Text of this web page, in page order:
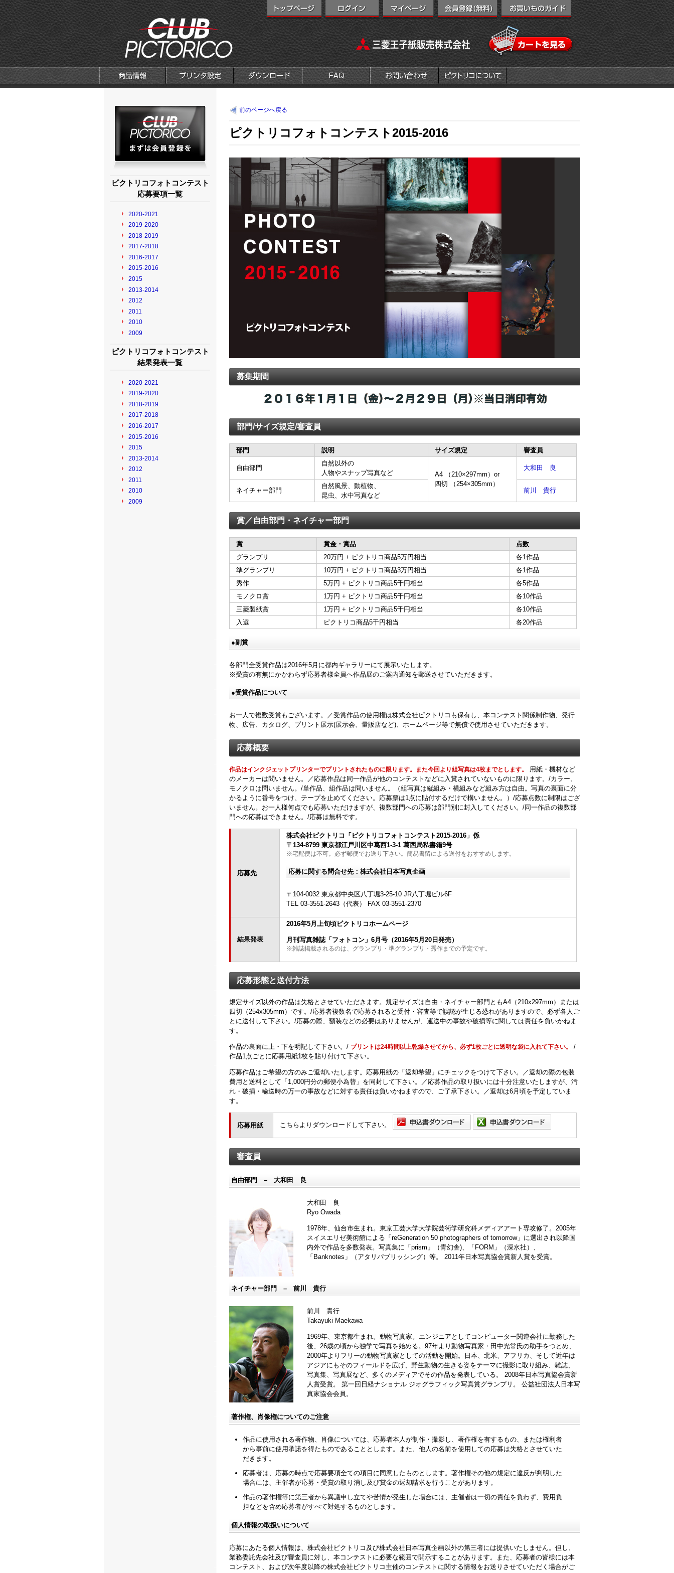
前のページへ戻る
ピクトリコフォトコンテスト2015-2016
募集期間
部門/サイズ規定/審査員
部門 説明 サイズ規定 審査員
自由部門
自然以外の
人物やスナップ写真など
A4 （210×297mm）or
四切 （254×305mm）
大和田 良
ネイチャー部門
自然風景、動植物、
昆虫、水中写真など
前川 貴行
賞／自由部門・ネイチャー部門
賞 賞金・賞品
点数
グランプリ
20万円 + ピクトリコ商品5万円相当
各1作品
準グランプリ
10万円 + ピクトリコ商品3万円相当
各1作品
秀作
5万円 + ピクトリコ商品5千円相当
各5作品
モノクロ賞
1万円 + ピクトリコ商品5千円相当
各10作品
三菱製紙賞
1万円 + ピクトリコ商品5千円相当
各10作品
入選
ピクトリコ商品5千円相当 各20作品
●副賞
各部門全受賞作品は2016年5月に都内ギャラリーにて展示いたします。
※受賞の有無にかかわらず応募者様全員へ作品展のご案内通知を郵送させていただきます。
●受賞作品について
お一人で複数受賞もございます。／受賞作品の使用権は株式会社ピクトリコも保有し、本コンテスト関係制作物、発行
物、広告、カタログ、プリント展示(展示会、量販店など)、ホームページ等で無償で使用させていただきます。
応募概要
作品はインクジェットプリンターでプリントされたものに限ります。また今回より組写真は4枚までとします。
用紙・機材など
のメーカーは問いません。／応募作品は同一作品が他のコンテストなどに入賞されていないものに限ります。/カラー、
モノクロは問いません。/単作品、組作品は問いません。（組写真は縦組み・横組みなど組み方は自由。写真の裏面に分
かるように番号をつけ、テープを止めてください。応募票は1点に貼付するだけで構いません。）/応募点数に制限はござ
いません。お一人様何点でも応募いただけますが、複数部門への応募は部門別に封入してください。/同一作品の複数部
門への応募はできません。/応募は無料です。
応募先
株式会社ピクトリコ「ピクトリコフォトコンテスト2015-2016」係
〒134-8799 東京都江戸川区中葛西1-3-1 葛西局私書箱9号
※宅配便は不可。必ず郵便でお送り下さい。簡易書留による送付をおすすめします。
応募に関する問合せ先：株式会社日本写真企画
〒104-0032 東京都中央区八丁堀3-25-10 JR八丁堀ビル6F
TEL 03-3551-2643（代表） FAX 03-3551-2370
結果発表
2016年5月上旬頃ピクトリコホームページ
月刊写真雑誌「フォトコン」6月号（2016年5月20日発売）
※雑誌掲載されるのは、グランプリ・準グランプリ・秀作までの予定です。
応募形態と送付方法
規定サイズ以外の作品は失格とさせていただきます。規定サイズは自由・ネイチャー部門ともA4（210x297mm）または
四切（254x305mm）です。/応募者複数名で応募されると受付・審査等で誤認が生じる恐れがありますので、必ず各人ご
とに送付して下さい。/応募の際、額装などの必要はありませんが、運送中の事故や破損等に関しては責任を負いかねま
す。
作品の裏面に上・下を明記して下さい。/ プリントは24時間以上乾燥させてから、必ず1枚ごとに透明な袋に入れて下さい。
/
作品1点ごとに応募用紙1枚を貼り付けて下さい。
応募作品はご希望の方のみご返却いたします。応募用紙の「返却希望」にチェックをつけて下さい。／返却の際の包装
費用と送料として「1,000円分の郵便小為替」を同封して下さい。／応募作品の取り扱いには十分注意いたしますが、汚
れ・破損・輸送時の万一の事故などに対する責任は負いかねますので、ご了承下さい。／返却は6月頃を予定していま
す。
応募用紙 こちらよりダウンロードして下さい。
審査員
自由部門 – 大和田 良
大和田 良
Ryo Owada
1978年、仙台市生まれ。東京工芸大学大学院芸術学研究科メディアアート専攻修了。2005年
スイスエリゼ美術館による「reGeneration 50 photographers of tomorrow」に選出され以降国
内外で作品を多数発表。写真集に「prism」（青幻舎)、「FORM」（深水社）、
「Banknotes」（アタリパブリッシング）等。 2011年日本写真協会賞新人賞を受賞。
ネイチャー部門 – 前川 貴行
前川 貴行
Takayuki Maekawa
1969年、東京都生まれ。動物写真家。エンジニアとしてコンピューター関連会社に勤務した
後、26歳の頃から独学で写真を始める。97年より動物写真家・田中光常氏の助手をつとめ、
2000年よりフリーの動物写真家としての活動を開始。日本、北米、アフリカ、そして近年は
アジアにもそのフィールドを広げ、野生動物の生きる姿をテーマに撮影に取り組み、雑誌、
写真集、写真展など、多くのメディアでその作品を発表している。 2008年日本写真協会賞新
人賞受賞。 第一回日経ナショナル ジオグラフィック写真賞グランプリ。 公益社団法人日本写
真家協会会員。
著作権、肖像権についてのご注意
作品に使用される著作物、肖像については、応募者本人が制作・撮影し、著作権を有するもの、または権利者
から事前に使用承諾を得たものであることとします。また、他人の名前を使用しての応募は失格とさせていた
だきます。
応募者は、応募の時点で応募要項全ての項目に同意したものとします。著作権その他の規定に違反が判明した
場合には、主催者が応募・受賞の取り消し及び賞金の返却請求を行うことがあります。
作品の著作権等に第三者から異議申し立てや苦情が発生した場合には、主催者は一切の責任を負わず、費用負
担などを含め応募者がすべて対処するものとします。
個人情報の取扱いについて
応募にあたる個人情報は、株式会社ピクトリコ及び株式会社日本写真企画以外の第三者には提供いたしません。但し、
業務委託先会社及び審査員に対し、本コンテストに必要な範囲で開示することがあります。また、応募者の皆様には本
コンテスト、および次年度以降の株式会社ピクトリコ主催のコンテストに関する情報をお送りさせていただく場合がご
ピクトリコフォトコンテスト
応募要項一覧
2020-2021
2019-2020
2018-2019
2017-2018
2016-2017
2015-2016
2015
2013-2014
2012
2011
2010
2009
ピクトリコフォトコンテスト
結果発表一覧
2020-2021
2019-2020
2018-2019
2017-2018
2016-2017
2015-2016
2015
2013-2014
2012
2011
2010
2009